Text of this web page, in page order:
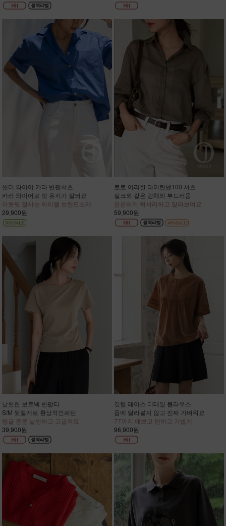
샌더 와이어 카라 반팔셔츠
카라 와이어로 핏 유지가 잘되요
아웃핏 잘사는 하이퀄 브랜드소재
29,900원
로로 여리한 라미린넨100 셔츠
실크와 같은 광채와 부드러움
은은하게 럭셔리하고 말라보여요
59,900원
날씬한 보트넥 반팔티
S/M 뒷절개로 환상적인패턴
탱글 쫀쫀 날씬하고 고급져요
39,900원
깃털 레이스 디테일 블라우스
몸에 달라붙지 않고 진짜 가벼워요
77까지 예쁘고 편하고 가볍게
96,900원